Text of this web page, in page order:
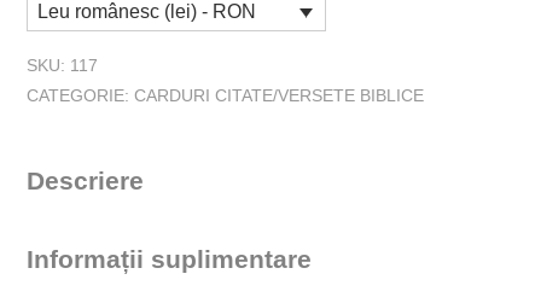
carduri
me
in
Leu românesc (lei) - RON
SKU: 117
CATEGORIE: CARDURI CITATE/VERSETE BIBLICE
Descriere
Informații suplimentare